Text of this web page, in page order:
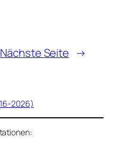
Nächste Seite →
2026)